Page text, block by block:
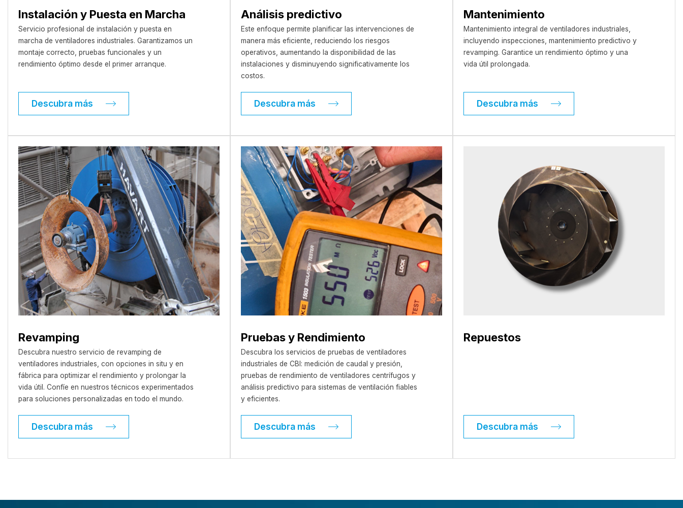
Instalación y Puesta en Marcha
Servicio profesional de instalación y puesta en
marcha de ventiladores industriales. Garantizamos un
montaje correcto, pruebas funcionales y un
rendimiento óptimo desde el primer arranque.
Descubra más
Análisis predictivo
Este enfoque permite planificar las intervenciones de
manera más eficiente, reduciendo los riesgos
operativos, aumentando la disponibilidad de las
instalaciones y disminuyendo significativamente los
costos.
Descubra más
Mantenimiento
Mantenimiento integral de ventiladores industriales,
incluyendo inspecciones, mantenimiento predictivo y
revamping. Garantice un rendimiento óptimo y una
vida útil prolongada.
Descubra más
Revamping
Descubra nuestro servicio de revamping de
ventiladores industriales, con opciones in situ y en
fábrica para optimizar el rendimiento y prolongar la
vida útil. Confíe en nuestros técnicos experimentados
para soluciones personalizadas en todo el mundo.
Descubra más
Pruebas y Rendimiento
Descubra los servicios de pruebas de ventiladores
industriales de CBI: medición de caudal y presión,
pruebas de rendimiento de ventiladores centrífugos y
análisis predictivo para sistemas de ventilación fiables
y eficientes.
Descubra más
Repuestos
Descubra más